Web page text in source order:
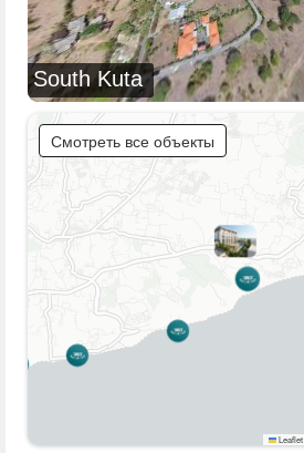
South Kuta
Смотреть все объекты
Leaflet